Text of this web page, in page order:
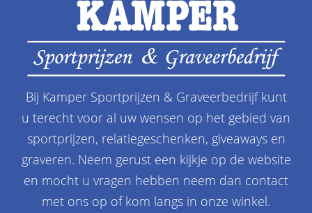
Bij Kamper Sportprijzen & Graveerbedrijf kunt
u terecht voor al uw wensen op het gebied van
sportprijzen, relatiegeschenken, giveaways en
graveren. Neem gerust een kijkje op de website
en mocht u vragen hebben neem dan contact
met ons op of kom langs in onze winkel.